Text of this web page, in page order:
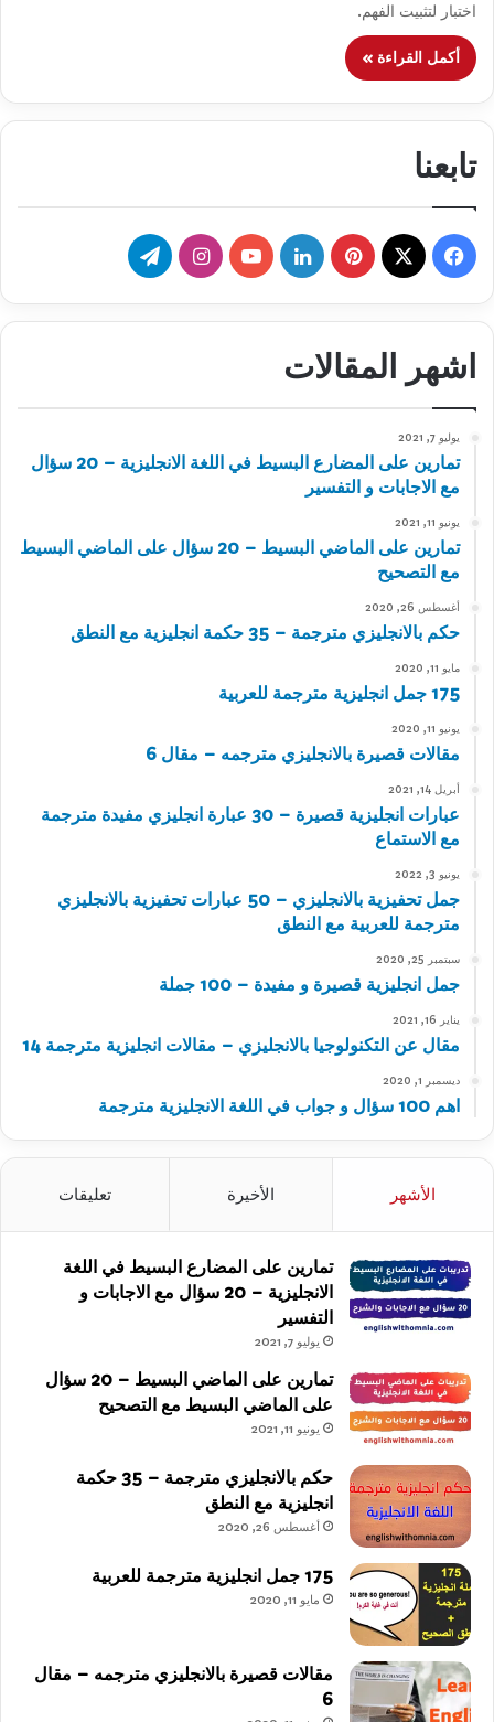
اختبار لتثبيت الفهم.
أكمل القراءة »
تابعنا
فيسبوك
‫X بينتيريستلينكدإن‫YouTube
انستقرامتيلقرام
اشهر المقالات
يوليو 7, 2021
تمارين على المضارع البسيط في اللغة الانجليزية – 20 سؤال
مع الاجابات و التفسير
يونيو 11, 2021
تمارين على الماضي البسيط – 20 سؤال على الماضي البسيط
مع التصحيح
أغسطس 26, 2020
حكم بالانجليزي مترجمة – 35 حكمة انجليزية مع النطق
مايو 11, 2020
175 جمل انجليزية مترجمة للعربية
يونيو 11, 2020
مقالات قصيرة بالانجليزي مترجمه – مقال 6
أبريل 14, 2021
عبارات انجليزية قصيرة – 30 عبارة انجليزي مفيدة مترجمة
مع الاستماع
يونيو 3, 2022
جمل تحفيزية بالانجليزي – 50 عبارات تحفيزية بالانجليزي
مترجمة للعربية مع النطق
سبتمبر 25, 2020
جمل انجليزية قصيرة و مفيدة – 100 جملة
يناير 16, 2021
مقال عن التكنولوجيا بالانجليزي – مقالات انجليزية مترجمة 14
ديسمبر 1, 2020
اهم 100 سؤال و جواب في اللغة الانجليزية مترجمة
الأشهر الأخيرة تعليقات
تمارين على المضارع البسيط في اللغة
الانجليزية – 20 سؤال مع الاجابات و
التفسير
يوليو 7, 2021
تمارين على الماضي البسيط – 20 سؤال
على الماضي البسيط مع التصحيح
يونيو 11, 2021
حكم بالانجليزي مترجمة – 35 حكمة
انجليزية مع النطق
أغسطس 26, 2020
175 جمل انجليزية مترجمة للعربية
مايو 11, 2020
مقالات قصيرة بالانجليزي مترجمه – مقال
6